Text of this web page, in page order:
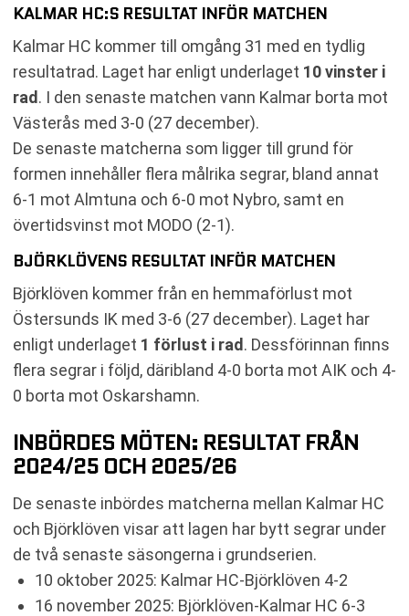
KALMAR HC:S RESULTAT INFÖR MATCHEN
Kalmar HC kommer till omgång 31 med en tydlig
resultatrad. Laget har enligt underlaget 10 vinster i
rad. I den senaste matchen vann Kalmar borta mot
Västerås med 3-0 (27 december).
De senaste matcherna som ligger till grund för
formen innehåller flera målrika segrar, bland annat
6-1 mot Almtuna och 6-0 mot Nybro, samt en
övertidsvinst mot MODO (2-1).
BJÖRKLÖVENS RESULTAT INFÖR MATCHEN
Björklöven kommer från en hemmaförlust mot
Östersunds IK med 3-6 (27 december). Laget har
enligt underlaget 1 förlust i rad. Dessförinnan finns
flera segrar i följd, däribland 4-0 borta mot AIK och 4-
0 borta mot Oskarshamn.
INBÖRDES MÖTEN: RESULTAT FRÅN
2024/25 OCH 2025/26
De senaste inbördes matcherna mellan Kalmar HC
och Björklöven visar att lagen har bytt segrar under
de två senaste säsongerna i grundserien.
10 oktober 2025: Kalmar HC-Björklöven 4-2
16 november 2025: Björklöven-Kalmar HC 6-3